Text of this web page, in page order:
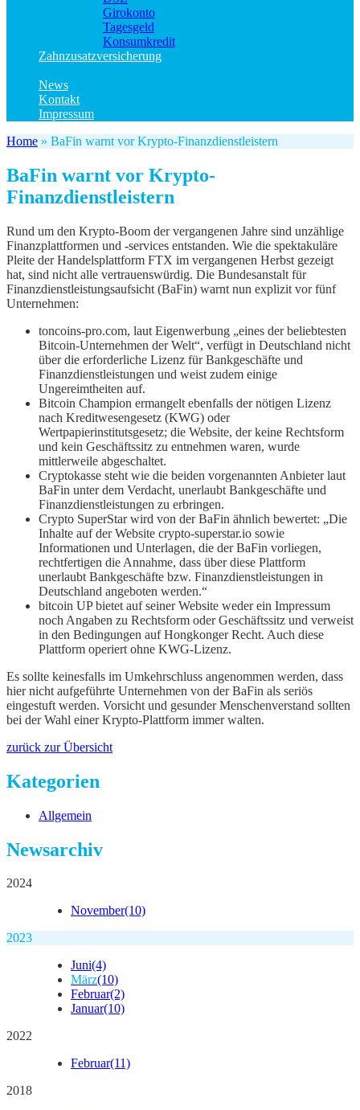
Girokonto
Tagesgeld
Konsumkredit
Zahnzusatzversicherung
News
Kontakt
Impressum
Home » BaFin warnt vor Krypto-Finanzdienstleistern
BaFin warnt vor Krypto-
Finanzdienstleistern
Rund um den Krypto-Boom der vergangenen Jahre sind unzählige
Finanzplattformen und -services entstanden. Wie die spektakuläre
Pleite der Handelsplattform FTX im vergangenen Herbst gezeigt
hat, sind nicht alle vertrauenswürdig. Die Bundesanstalt für
Finanzdienstleistungsaufsicht (BaFin) warnt nun explizit vor fünf
Unternehmen:
toncoins-pro.com, laut Eigenwerbung „eines der beliebtesten
Bitcoin-Unternehmen der Welt“, verfügt in Deutschland nicht
über die erforderliche Lizenz für Bankgeschäfte und
Finanzdienstleistungen und weist zudem einige
Ungereimtheiten auf.
Bitcoin Champion ermangelt ebenfalls der nötigen Lizenz
nach Kreditwesengesetz (KWG) oder
Wertpapierinstitutsgesetz; die Website, der keine Rechtsform
und kein Geschäftssitz zu entnehmen waren, wurde
mittlerweile abgeschaltet.
Cryptokasse steht wie die beiden vorgenannten Anbieter laut
BaFin unter dem Verdacht, unerlaubt Bankgeschäfte und
Finanzdienstleistungen zu erbringen.
Crypto SuperStar wird von der BaFin ähnlich bewertet: „Die
Inhalte auf der Website crypto-superstar.io sowie
Informationen und Unterlagen, die der BaFin vorliegen,
rechtfertigen die Annahme, dass über diese Plattform
unerlaubt Bankgeschäfte bzw. Finanzdienstleistungen in
Deutschland angeboten werden.“
bitcoin UP bietet auf seiner Website weder ein Impressum
noch Angaben zu Rechtsform oder Geschäftssitz und verweist
in den Bedingungen auf Hongkonger Recht. Auch diese
Plattform operiert ohne KWG-Lizenz.
Es sollte keinesfalls im Umkehrschluss angenommen werden, dass
hier nicht aufgeführte Unternehmen von der BaFin als seriös
eingestuft werden. Vorsicht und gesunder Menschenverstand sollten
bei der Wahl einer Krypto-Plattform immer walten.
zurück zur Übersicht
Kategorien
Allgemein
Newsarchiv
2024
November(10)
2023
Juni(4)
März(10)
Februar(2)
Januar(10)
2022
Februar(11)
2018